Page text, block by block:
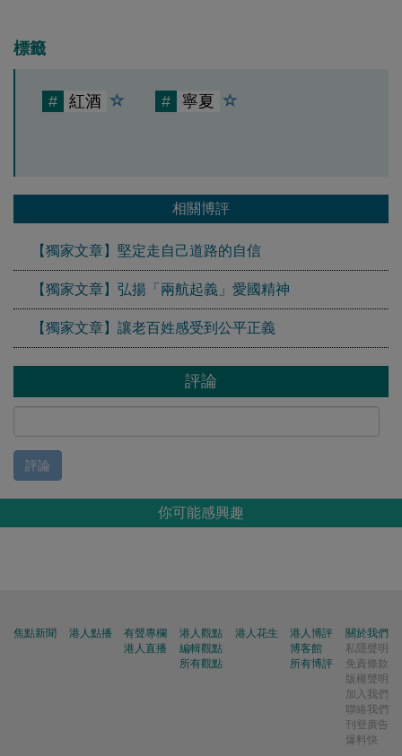
標籤
# 紅酒 # 寧夏
相關博評
【獨家文章】堅定走自己道路的自信
【獨家文章】弘揚「兩航起義」愛國精神
【獨家文章】讓老百姓感受到公平正義
評論
評論
你可能感興趣
焦點新聞 港人點播
有聲專欄
港人直播
港人觀點
編輯觀點
所有觀點
港人花生
港人博評
博客館
所有博評
關於我們
私隱聲明
免責條款
版權聲明
加入我們
聯絡我們
刊登廣告
爆料快